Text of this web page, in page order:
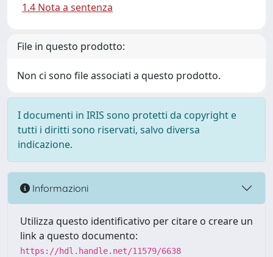
1.4 Nota a sentenza
File in questo prodotto:
Non ci sono file associati a questo prodotto.
I documenti in IRIS sono protetti da copyright e
tutti i diritti sono riservati, salvo diversa
indicazione.
Informazioni
Utilizza questo identificativo per citare o creare un
link a questo documento:
https://hdl.handle.net/11579/6638